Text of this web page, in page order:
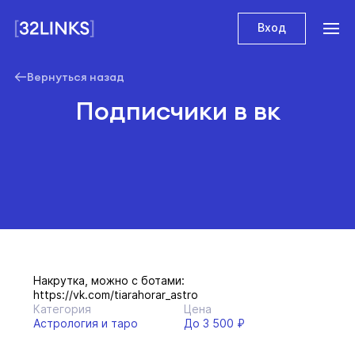
Вход
Вернуться назад
Подписчики в вк
Накрутка, можно с ботами:
https://vk.com/tiarahorar_astro
Категория
Астрология и таро
Цена
До 3 500 ₽